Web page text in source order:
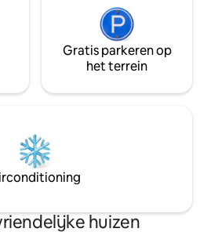
Gratis parkeren op
het terrein
huizen